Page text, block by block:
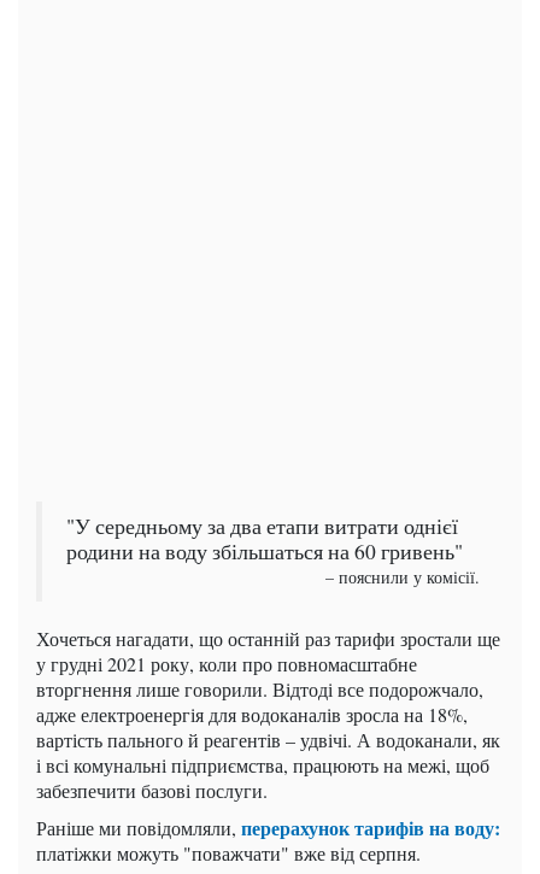
"У середньому за два етапи витрати однієї
родини на воду збільшаться на 60 гривень"
– пояснили у комісії.
Хочеться нагадати, що останній раз тарифи зростали ще
у грудні 2021 року, коли про повномасштабне
вторгнення лише говорили. Відтоді все подорожчало,
адже електроенергія для водоканалів зросла на 18%,
вартість пального й реагентів – удвічі. А водоканали, як
і всі комунальні підприємства, працюють на межі, щоб
забезпечити базові послуги.
Раніше ми повідомляли, перерахунок тарифів на воду:
платіжки можуть "поважчати" вже від серпня.